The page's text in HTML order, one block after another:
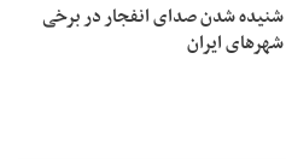
شنیده شدن صدای انفجار در برخی
شهرهای ایران